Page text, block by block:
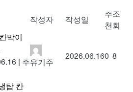
작성자 작성일
추
천
조
회
막이
| 추유기주
2026.06.160 8
탑 칸